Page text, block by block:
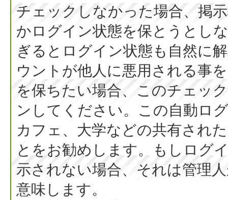
チェックしなかった場合、掲
かログイン状態を保とうとし
ぎるとログイン状態も自然に
ウントが他人に悪用される事
を保ちたい場合、このチェッ
ンしてください。この自動ロ
カフェ、大学などの共有され
とをお勧めします。もしログ
示されない場合、それは管理
意味します。